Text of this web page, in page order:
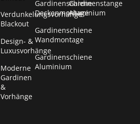
Verdunkelungsvorhänge
Blackout
Design- &
Luxusvorhänge
Moderne
Gardinen
&
Vorhänge
Gardinenschiene
Deckenmontage
Gardinenschiene
Wandmontage
Gardinenschiene
Aluminium
Gardinenstange
Aluminium